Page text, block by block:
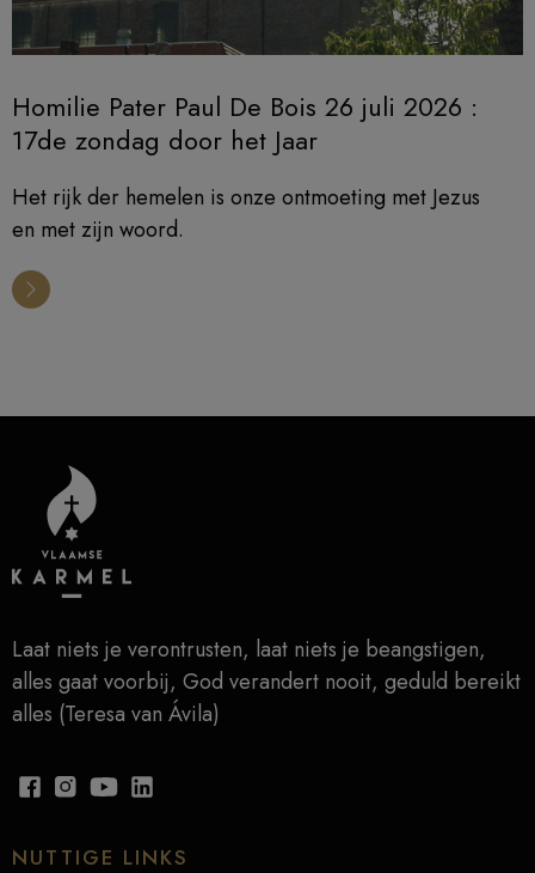
Homilie Pater Paul De Bois 26 juli 2026 :
17de zondag door het Jaar
Het rijk der hemelen is onze ontmoeting met Jezus
en met zijn woord.
Laat niets je verontrusten, laat niets je beangstigen,
alles gaat voorbij, God verandert nooit, geduld bereikt
alles (Teresa van Ávila)
NUTTIGE LINKS